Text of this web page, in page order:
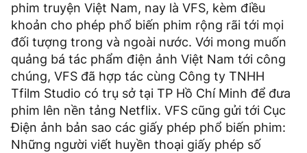
phim truyện Việt Nam, nay là VFS, kèm điều
khoản cho phép phổ biến phim rộng rãi tới mọi
đối tượng trong và ngoài nước. Với mong muốn
quảng bá tác phẩm điện ảnh Việt Nam tới công
chúng, VFS đã hợp tác cùng Công ty TNHH
Tfilm Studio có trụ sở tại TP Hồ Chí Minh để đưa
phim lên nền tảng Netflix. VFS cũng gửi tới Cục
Ðiện ảnh bản sao các giấy phép phổ biến phim:
Những người viết huyền thoại giấy phép số